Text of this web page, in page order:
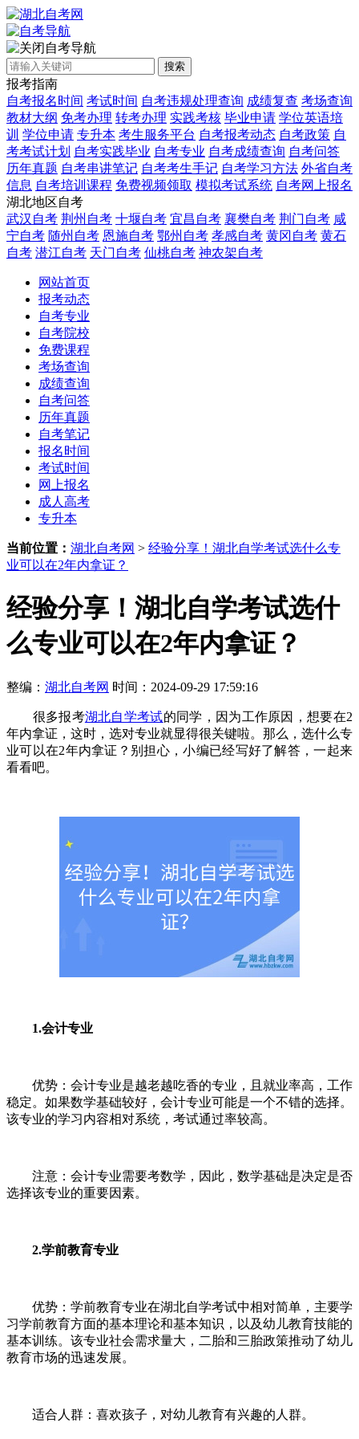
自考导航
搜索
报考指南
自考报名时间 考试时间 自考违规处理查询 成绩复查 考场查询
教材大纲 免考办理 转考办理 实践考核 毕业申请 学位英语培
训 学位申请 专升本 考生服务平台 自考报考动态 自考政策 自
考考试计划 自考实践毕业 自考专业 自考成绩查询 自考问答
历年真题 自考串讲笔记 自考考生手记 自考学习方法 外省自考
信息 自考培训课程 免费视频领取 模拟考试系统 自考网上报名
湖北地区自考
武汉自考 荆州自考 十堰自考 宜昌自考 襄樊自考 荆门自考 咸
宁自考 随州自考 恩施自考 鄂州自考 孝感自考 黄冈自考 黄石
自考 潜江自考 天门自考 仙桃自考 神农架自考
网站首页
报考动态
自考专业
自考院校
免费课程
考场查询
成绩查询
自考问答
历年真题
自考笔记
报名时间
考试时间
网上报名
成人高考
专升本
当前位置： 湖北自考网 > 经验分享！湖北自学考试选什么专
业可以在2年内拿证？
经验分享！湖北自学考试选什
么专业可以在2年内拿证？
整编： 湖北自考网 时间：2024-09-29 17:59:16
很多报考湖北自学考试的同学，因为工作原因，想要在2
年内拿证，这时，选对专业就显得很关键啦。那么，选什么专
业可以在2年内拿证？别担心，小编已经写好了解答，一起来
看看吧。
1.会计专业
优势：会计专业是越老越吃香的专业，且就业率高，工作
稳定。如果数学基础较好，会计专业可能是一个不错的选择。
该专业的学习内容相对系统，考试通过率较高。
注意：会计专业需要考数学，因此，数学基础是决定是否
选择该专业的重要因素。
2.学前教育专业
优势：学前教育专业在湖北自学考试中相对简单，主要学
习学前教育方面的基本理论和基本知识，以及幼儿教育技能的
基本训练。该专业社会需求量大，二胎和三胎政策推动了幼儿
教育市场的迅速发展。
适合人群：喜欢孩子，对幼儿教育有兴趣的人群。